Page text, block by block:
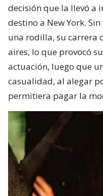
decisión que la llevó a
destino a New York.
una rodilla, su carrera
aires, lo que provocó
actuación, luego que
casualidad, al alegar
permitiera pagar la